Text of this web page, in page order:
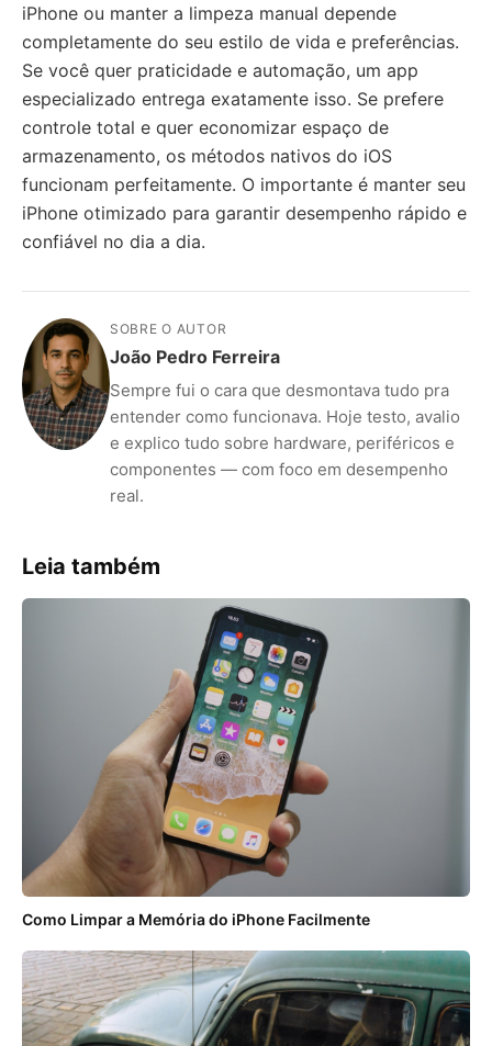
iPhone ou manter a limpeza manual depende
completamente do seu estilo de vida e preferências.
Se você quer praticidade e automação, um app
especializado entrega exatamente isso. Se prefere
controle total e quer economizar espaço de
armazenamento, os métodos nativos do iOS
funcionam perfeitamente. O importante é manter seu
iPhone otimizado para garantir desempenho rápido e
confiável no dia a dia.
SOBRE O AUTOR
João Pedro Ferreira
Sempre fui o cara que desmontava tudo pra
entender como funcionava. Hoje testo, avalio
e explico tudo sobre hardware, periféricos e
componentes — com foco em desempenho
real.
Leia também
Como Limpar a Memória do iPhone Facilmente